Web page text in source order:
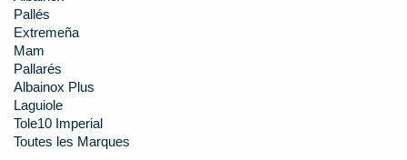
Pallés
Extremeña
Mam
Pallarés
Albainox Plus
Laguiole
Tole10 Imperial
Toutes les Marques